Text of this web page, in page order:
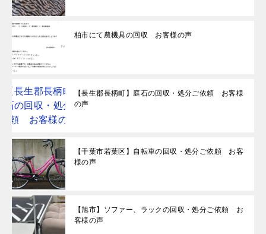
柏市にて農機具の回収 お客様の声
【長生郡長柄町】庭石の回収・処分ご依頼 お客様
の声
【千葉市若葉区】自転車の回収・処分ご依頼 お客
様の声
【旭市】ソファー、ラックの回収・処分ご依頼 お
客様の声